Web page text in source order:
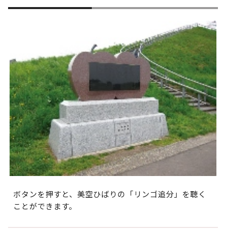
ボタンを押すと、美空ひばりの「リンゴ追分」を聴く
ことができます。